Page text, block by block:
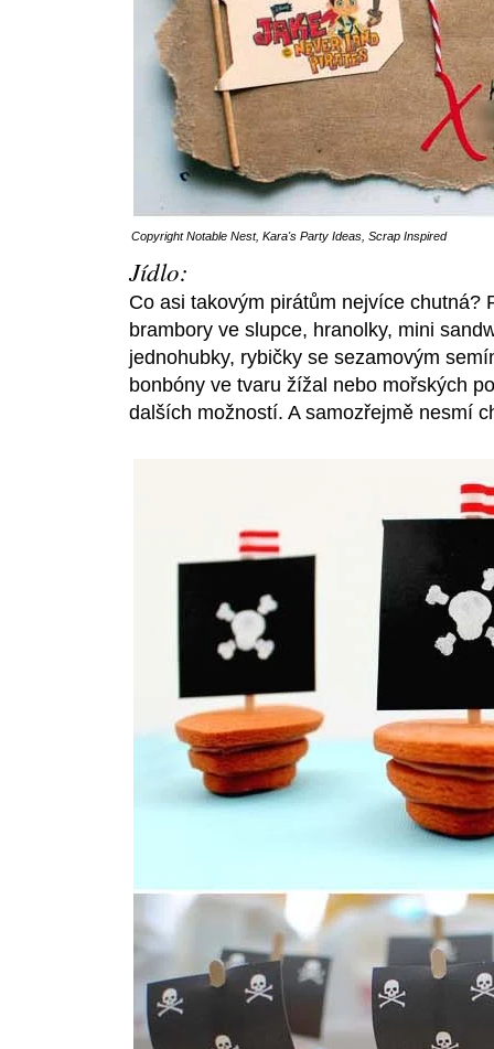
CopyrightNotable Nest, Kara's Party Ideas Scrap Inspired
Jídlo:
Co asi takovým pirátům nejvíce chutná?
brambory ve slupce, hranolky, mini
jednohubky, rybičky se sezamovým
bonbóny ve tvaru žížal nebo mořských
dalších možností. A samozřejmě nesmí